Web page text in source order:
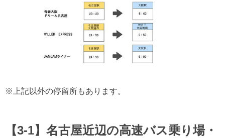
※上記以外の停留所もあります。
【3-1】名古屋近辺の高速バス乗り場・